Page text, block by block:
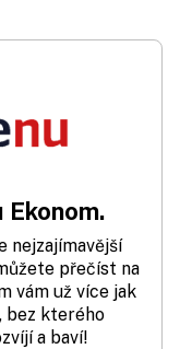
nejzajímavější
přečíst na
vám už více jak
bez kterého
a baví!